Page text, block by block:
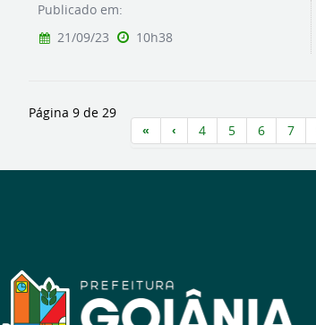
Publicado em:
21/09/23
10h38
Página 9 de 29
4
5 6 7